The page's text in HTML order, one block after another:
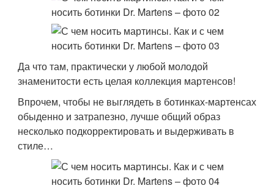
Да что там, практически у любой молодой
знаменитости есть целая коллекция мартенсов!
Впрочем, чтобы не выглядеть в ботинках-мартенсах
обыденно и затрапезно, лучше общий образ
несколько подкорректировать и выдерживать в
стиле…